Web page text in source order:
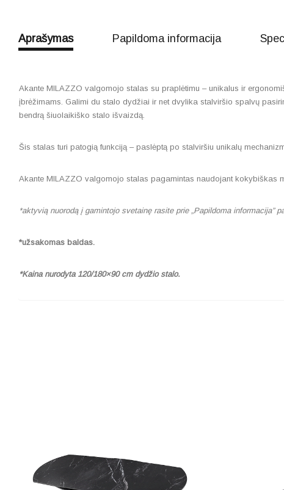
Aprašymas Papildoma informacija
Akante MILAZZO valgomojo stalas su praplėtimu – unikalus ir
įbrėžimams. Galimi du stalo dydžiai ir net dvylika stalviršio spalvų
bendrą šiuolaikiško stalo išvaizdą.
Šis stalas turi patogią funkciją – paslėptą po stalviršiu unikalų
Akante MILAZZO valgomojo stalas pagamintas naudojant kokybiškas
*aktyvią nuorodą į gamintojo svetainę rasite prie „Papildoma informacija”
*užsakomas baldas.
*Kaina nurodyta 120/180×90 cm dydžio stalo.